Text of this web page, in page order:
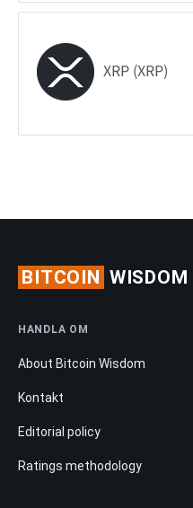
XRP (XRP)
BITCOIN WISDOM
HANDLA OM
About Bitcoin Wisdom
Kontakt
Editorial policy
Ratings methodology